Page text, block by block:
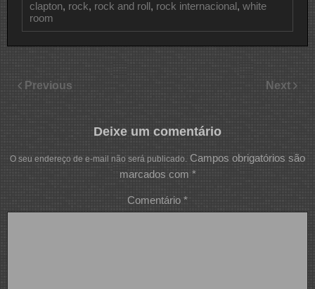
clapton, rock, rock and roll, rock internacional, white
room
Previous Next
Deixe um comentário
O seu endereço de e-mail não será publicado. Campos obrigatórios são
marcados com *
Comentário *